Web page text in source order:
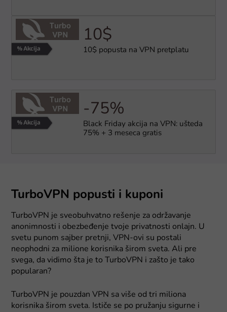
10$
10$ popusta na VPN pretplatu
-75%
Black Friday akcija na VPN: ušteda
75% + 3 meseca gratis
TurboVPN popusti i kuponi
TurboVPN je sveobuhvatno rešenje za održavanje
anonimnosti i obezbeđenje tvoje privatnosti onlajn. U
svetu punom sajber pretnji, VPN-ovi su postali
neophodni za milione korisnika širom sveta. Ali pre
svega, da vidimo šta je to TurboVPN i zašto je tako
popularan?
TurboVPN je pouzdan VPN sa više od tri miliona
korisnika širom sveta. Ističe se po pružanju sigurne i